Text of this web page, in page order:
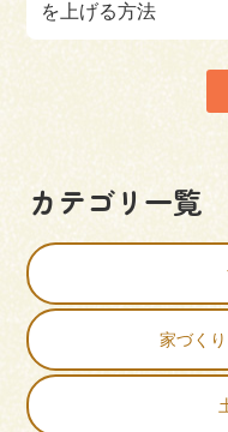
を上げる方法
カテゴリ一覧
家づく